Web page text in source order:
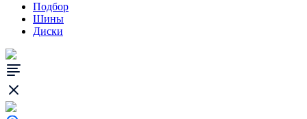
Подбор
Шины
Диски